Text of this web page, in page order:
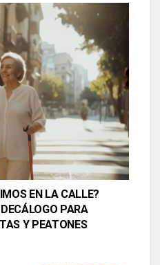
EN LA CALLE?
PARA
Y PEATONES